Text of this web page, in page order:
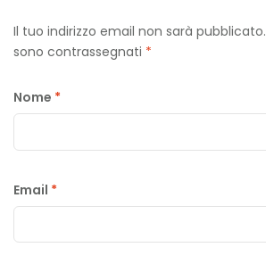
Il tuo indirizzo email non sarà pubblicato.
sono contrassegnati *
Nome *
Email *